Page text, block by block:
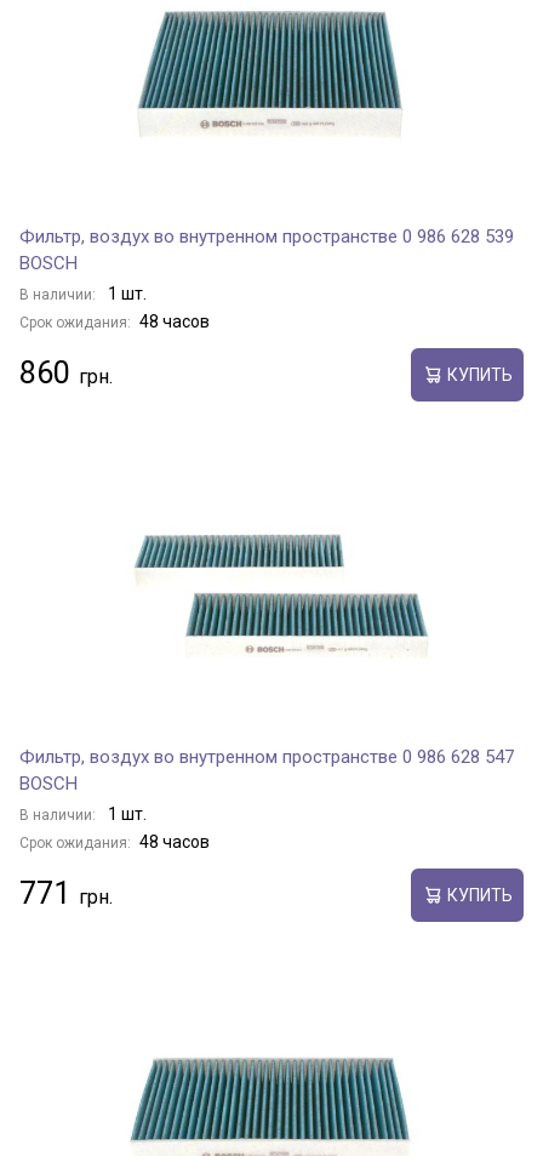
Фильтр, воздух во внутренном пространстве 0 986 628 539
BOSCH
В наличии: 1 шт.
Срок ожидания: 48 часов
860 КУПИТЬ
Фильтр, воздух во внутренном пространстве 0 986 628 547
BOSCH
В наличии: 1 шт.
Срок ожидания: 48 часов
771 КУПИТЬ